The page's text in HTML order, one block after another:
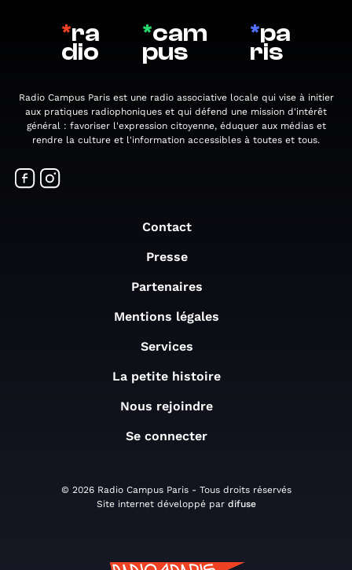
*ra
dio
*cam
pus
*pa
ris
Radio Campus Paris est une radio associative locale qui vise à initier
aux pratiques radiophoniques et qui défend une mission d'intérêt
général : favoriser l'expression citoyenne, éduquer aux médias et
rendre la culture et l'information accessibles à toutes et tous.
Contact
Presse
Partenaires
Mentions légales
Services
La petite histoire
Nous rejoindre
Se connecter
© 2026 Radio Campus Paris - Tous droits réservés
Site internet développé par difuse